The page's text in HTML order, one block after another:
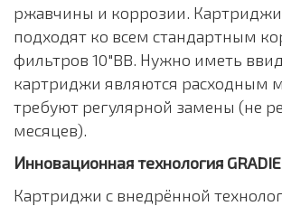
ржавчины и коррозии. Картриджи
подходят ко всем стандартным
фильтров 10"BB. Нужно иметь
картриджи являются расходным
требуют регулярной замены (не
месяцев).
Инновационная технология
Картриджи с внедрённой